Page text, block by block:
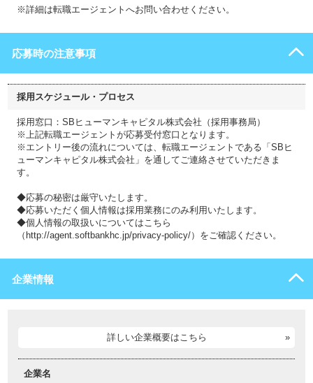
※詳細は転職エージェントへお問い合わせください。
応募時の注意事項
採用スケジュール・プロセス
採用窓口：SBヒューマンキャピタル株式会社（採用事務局）
※上記転職エージェントが応募受付窓口となります。
※エントリー後の流れについては、転職エージェントである「SBヒ
ューマンキャピタル株式会社」を通してご連絡させていただきま
す。
◆応募の秘密は厳守いたします。
◆応募いただく個人情報は採用業務にのみ利用いたします。
◆個人情報の取扱いについてはこちら
（http://agent.softbankhc.jp/privacy-policy/）をご確認ください。
企業情報
詳しい企業概要はこちら
企業名